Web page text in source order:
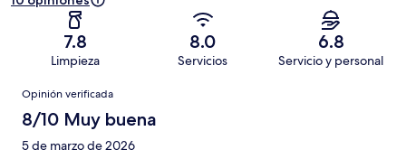
7.8
Limpieza
8.0
Servicios
6.8
Servicio y personal
Opiniones
Opinión verificada
8/10 Muy buena
5 de marzo de 2026